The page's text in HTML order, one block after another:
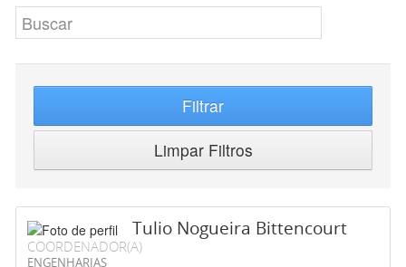
Filtrar
Limpar Filtros
Tulio Nogueira Bittencourt
COORDENADOR(A)
ENGENHARIAS